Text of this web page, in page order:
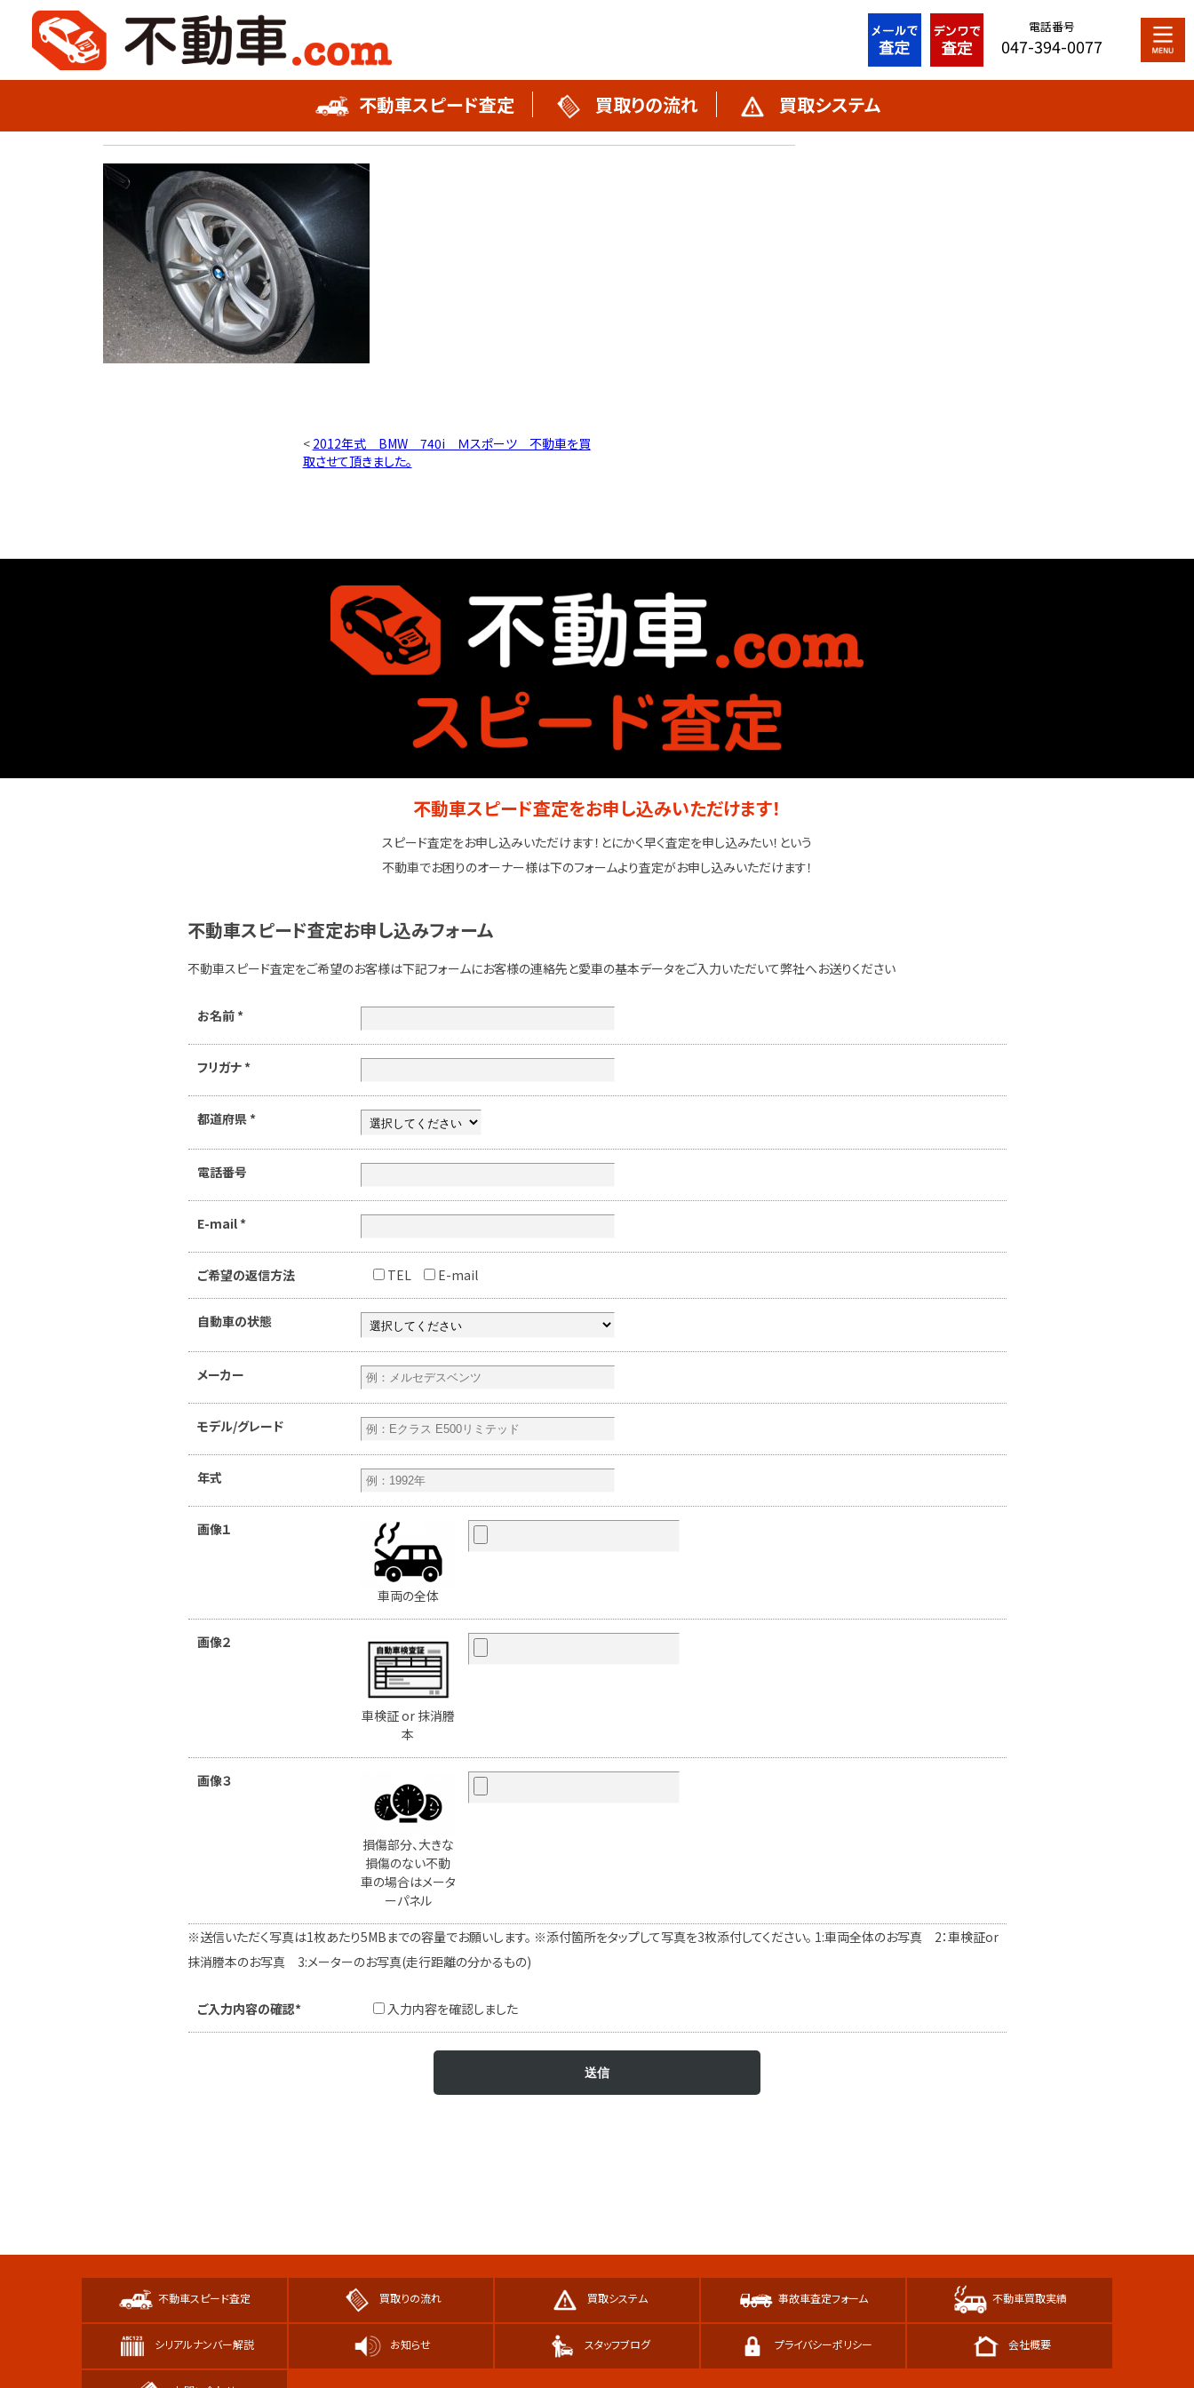
電話番号
047-394-0077
買取りの流れ
事故車査定フォーム
お知らせ
会社概要
不動車スピード査定 買取りの流れ 買取システム
< 2012年式 BMW 740i Ｍスポーツ 不動車を買
取させて頂きました。
最近の投稿
不動車スピード査定をお申し込みいただけます！
スピード査定をお申し込みいただけます！とにかく早く査定を申し込みたい！という
不動車でお困りのオーナー様は下のフォームより査定がお申し込みいただけます！
不動車スピード査定お申し込みフォーム
不動車スピード査定をご希望のお客様は下記フォームにお客様の連絡先と愛車の基本データをご入力いただいて弊社へお送りください
お名前 *
フリガナ *
都道府県 *
電話番号
E-mail *
ご希望の返信方法 TEL E-mail
自動車の状態
メーカー
モデル/グレード
年式
画像１
車両の全体
画像２
車検証 or 抹消謄
本
画像３
損傷部分、大きな
損傷のない不動
車の場合はメータ
ーパネル
※送信いただく写真は1枚あたり5MBまでの容量でお願いします。 ※添付箇所をタップして写真を3枚添付してください。 1:車両全体のお写真 2：車検証or
抹消謄本のお写真 3:メーターのお写真(走行距離の分かるもの)
ご入力内容の確認* 入力内容を確認しました
不動車スピード査定 買取りの流れ 買取システム 事故車査定フォーム 不動車買取実績
シリアルナンバー解説 お知らせ スタッフブログ プライバシーポリシー 会社概要